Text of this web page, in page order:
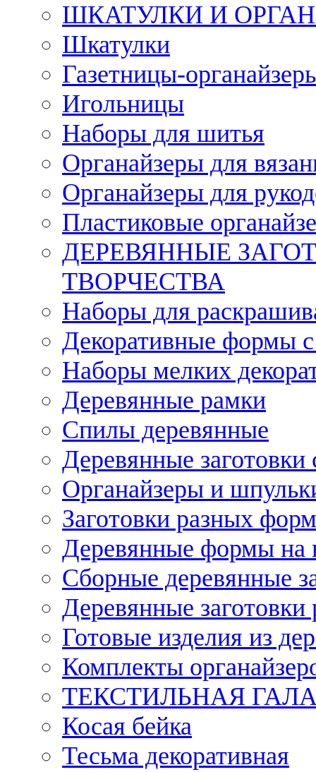
ШКАТУЛКИ И
Шкатулки
Газетницы-
Игольницы
Наборы для шитья
Органайзеры для
Органайзеры для
Пластиковые
ДЕРЕВЯННЫЕ
ТВОРЧЕСТВА
Наборы для
Декоративные формы с
Наборы мелких
Деревянные рамки
Спилы деревянные
Деревянные заготовки
Органайзеры и
Заготовки разных
Деревянные формы на
Сборные деревянные
Деревянные заготовки
Готовые изделия из
Комплекты
ТЕКСТИЛЬНАЯ
Косая бейка
Тесьма декоративная